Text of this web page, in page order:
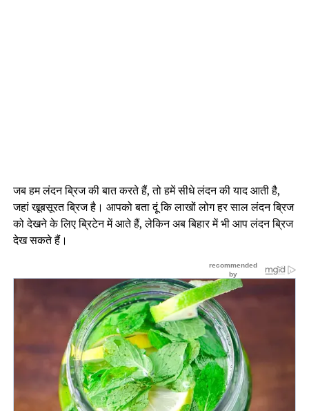
जब हम लंदन ब्रिज की बात करते हैं, तो हमें सीधे लंदन की याद आती है,
जहां खूबसूरत ब्रिज है। आपको बता दूं कि लाखों लोग हर साल लंदन ब्रिज
को देखने के लिए ब्रिटेन में आते हैं, लेकिन अब बिहार में भी आप लंदन ब्रिज
देख सकते हैं।